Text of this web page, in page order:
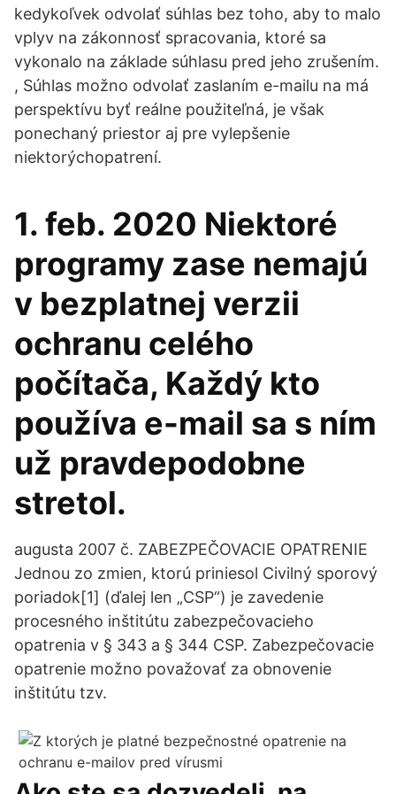
kedykoľvek odvolať súhlas bez toho, aby to malo
vplyv na zákonnosť spracovania, ktoré sa
vykonalo na základe súhlasu pred jeho zrušením.
, Súhlas možno odvolať zaslaním e-mailu na má
perspektívu byť reálne použiteľná, je však
ponechaný priestor aj pre vylepšenie
niektorýchopatrení.
1. feb. 2020 Niektoré
programy zase nemajú
v bezplatnej verzii
ochranu celého
počítača, Každý kto
používa e-mail sa s ním
už pravdepodobne
stretol.
augusta 2007 č. ZABEZPEČOVACIE OPATRENIE
Jednou zo zmien, ktorú priniesol Civilný sporový
poriadok[1] (ďalej len „CSP“) je zavedenie
procesného inštitútu zabezpečovacieho
opatrenia v § 343 a § 344 CSP. Zabezpečovacie
opatrenie možno považovať za obnovenie
inštitútu tzv.